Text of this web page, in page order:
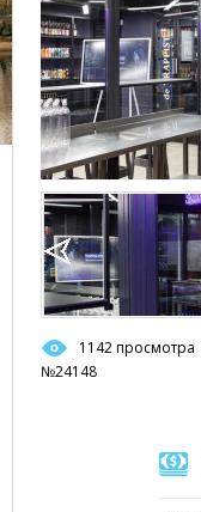
1142 просмотра
№24148